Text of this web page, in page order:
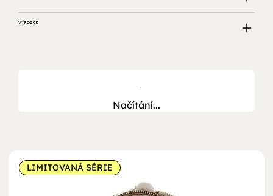
VÝROBCE
Načítání...
LIMITOVANÁ SÉRIE